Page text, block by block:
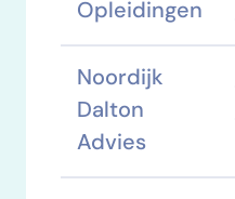
Opleidingen
Noordijk
Dalton
Advies